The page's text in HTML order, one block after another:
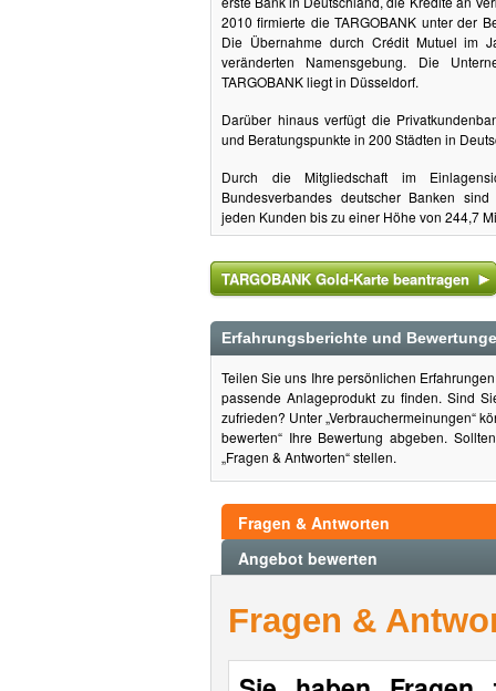
2010 firmierte die TARGOBANK unter der
Die Übernahme durch Crédit Mutuel im
veränderten Namensgebung. Die
TARGOBANK liegt in Düsseldorf.
Darüber hinaus verfügt die
und Beratungspunkte in 200 Städten in
Durch die Mitgliedschaft im
Bundesverbandes deutscher Banken
jeden Kunden bis zu einer Höhe von 244,7
TARGOBANK Gold-Karte beantragen
Erfahrungsberichte und
Teilen Sie uns Ihre persönlichen
passende Anlageprodukt zu finden. Sind
zufrieden? Unter „Verbrauchermeinungen“
bewerten“ Ihre Bewertung abgeben.
„Fragen & Antworten“ stellen.
Fragen & Antworten
Angebot bewerten
Fragen &